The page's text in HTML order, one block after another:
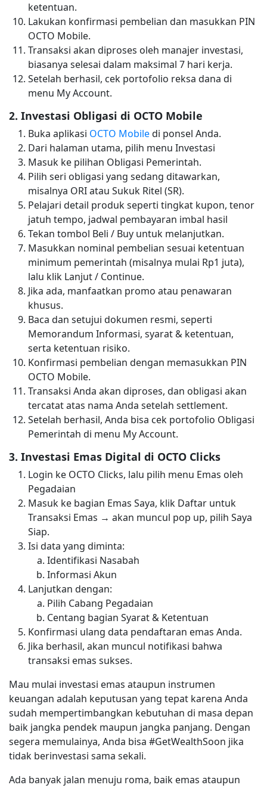
ketentuan.
Lakukan konfirmasi pembelian dan masukkan PIN
OCTO Mobile.
Transaksi akan diproses oleh manajer investasi,
biasanya selesai dalam maksimal 7 hari kerja.
Setelah berhasil, cek portofolio reksa dana di
menu My Account.
2. Investasi Obligasi di OCTO Mobile
Buka aplikasi OCTO Mobiledi ponsel Anda.
Dari halaman utama, pilih menu Investasi
Masuk ke pilihan Obligasi Pemerintah.
Pilih seri obligasi yang sedang ditawarkan,
misalnya ORI atau Sukuk Ritel (SR).
Pelajari detail produk seperti tingkat kupon, tenor
jatuh tempo, jadwal pembayaran imbal hasil
Tekan tombol Beli / Buy untuk melanjutkan.
Masukkan nominal pembelian sesuai ketentuan
minimum pemerintah (misalnya mulai Rp1 juta),
lalu klik Lanjut / Continue.
Jika ada, manfaatkan promo atau penawaran
khusus.
Baca dan setujui dokumen resmi, seperti
Memorandum Informasi, syarat & ketentuan,
serta ketentuan risiko.
Konfirmasi pembelian dengan memasukkan PIN
OCTO Mobile.
Transaksi Anda akan diproses, dan obligasi akan
tercatat atas nama Anda setelah settlement.
Setelah berhasil, Anda bisa cek portofolio Obligasi
Pemerintah di menu My Account.
3. Investasi Emas Digital di OCTO Clicks
Login ke OCTO Clicks, lalu pilih menu Emas oleh
Pegadaian
Masuk ke bagian Emas Saya, klik Daftar untuk
Transaksi Emas → akan muncul pop up, pilih Saya
Siap.
Isi data yang diminta:
Identifikasi Nasabah
Informasi Akun
Lanjutkan dengan:
Pilih Cabang Pegadaian
Centang bagian Syarat & Ketentuan
Konfirmasi ulang data pendaftaran emas Anda.
Jika berhasil, akan muncul notifikasi bahwa
transaksi emas sukses.
Mau mulai investasi emas ataupun instrumen
keuangan adalah keputusan yang tepat karena Anda
sudah mempertimbangkan kebutuhan di masa depan
baik jangka pendek maupun jangka panjang. Dengan
segera memulainya, Anda bisa #GetWealthSoon jika
tidak berinvestasi sama sekali.
Ada banyak jalan menuju roma, baik emas ataupun